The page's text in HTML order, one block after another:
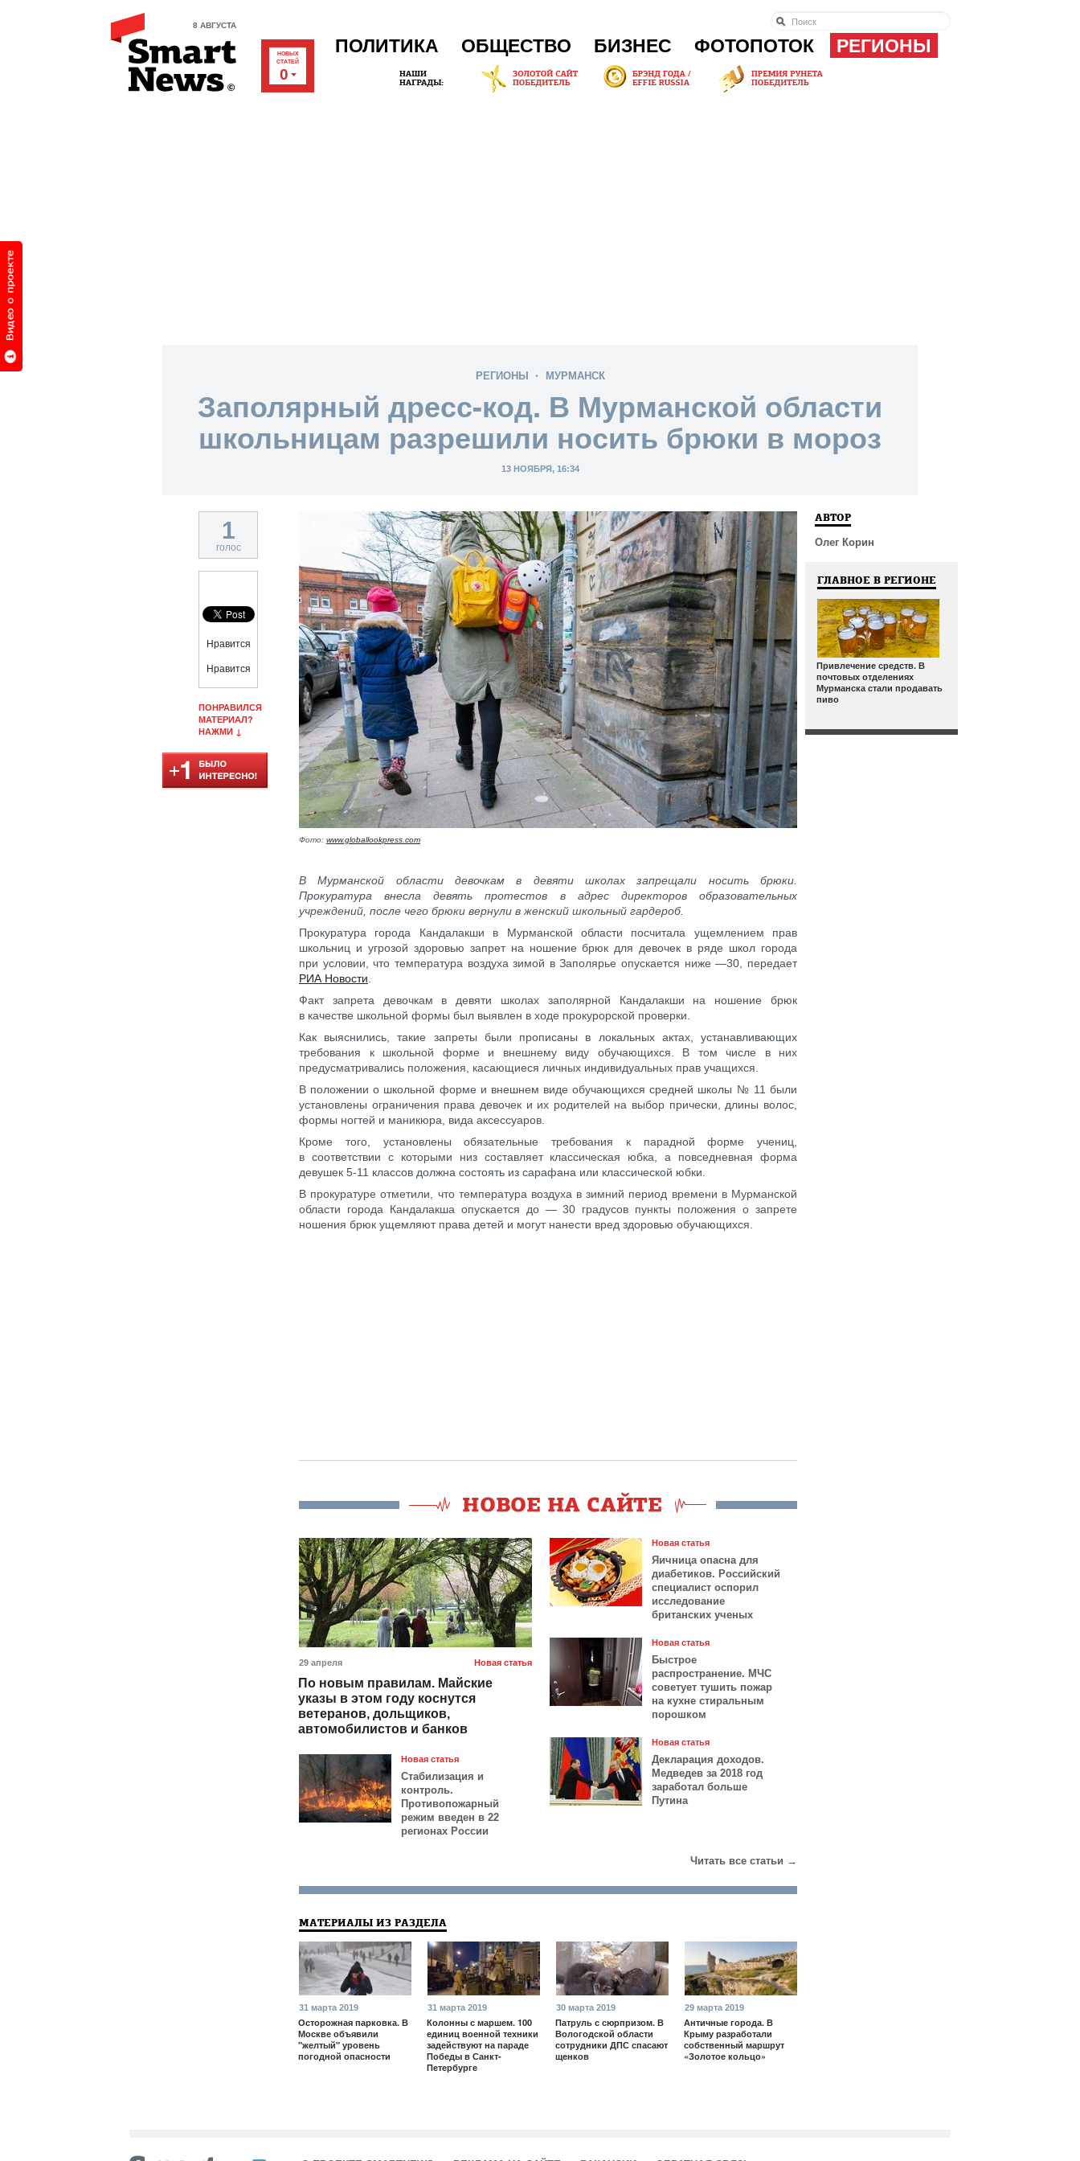
8 АВГУСТА
НОВЫХ
СТАТЕЙ
0
ПОЛИТИКА ОБЩЕСТВО БИЗНЕС ФОТОПОТОК РЕГИОНЫ
РЕГИОНЫ МУРМАНСК
Заполярный дресс-код. В Мурманской области
школьницам разрешили носить брюки в мороз
13 НОЯБРЯ, 16:34
1
голос
Нравится
Нравится
ПОНРАВИЛСЯ
МАТЕРИАЛ?
НАЖМИ ↓
Фото: www.globallookpress.com
В Мурманской области девочкам в девяти школах запрещали носить брюки.
Прокуратура внесла девять протестов в адрес директоров образовательных
учреждений, после чего брюки вернули в женский школьный гардероб.
Прокуратура города Кандалакши в Мурманской области посчитала ущемлением прав
школьниц и угрозой здоровью запрет на ношение брюк для девочек в ряде школ города
при условии, что температура воздуха зимой в Заполярье опускается ниже —30, передает
РИА Новости.
Факт запрета девочкам в девяти школах заполярной Кандалакши на ношение брюк
в качестве школьной формы был выявлен в ходе прокурорской проверки.
Как выяснились, такие запреты были прописаны в локальных актах, устанавливающих
требования к школьной форме и внешнему виду обучающихся. В том числе в них
предусматривались положения, касающиеся личных индивидуальных прав учащихся.
В положении о школьной форме и внешнем виде обучающихся средней школы № 11 были
установлены ограничения права девочек и их родителей на выбор прически, длины волос,
формы ногтей и маникюра, вида аксессуаров.
Кроме того, установлены обязательные требования к парадной форме учениц,
в соответствии с которыми низ составляет классическая юбка, а повседневная форма
девушек 5-11 классов должна состоять из сарафана или классической юбки.
В прокуратуре отметили, что температура воздуха в зимний период времени в Мурманской
области города Кандалакша опускается до — 30 градусов пункты положения о запрете
ношения брюк ущемляют права детей и могут нанести вред здоровью обучающихся.
АВТОР
Олег Корин
Новая статья
29 апреля
По новым правилам. Майские
указы в этом году коснутся
ветеранов, дольщиков,
автомобилистов и банков
Новая статья
Стабилизация и
контроль.
Противопожарный
режим введен в 22
регионах России
Новая статья
Яичница опасна для
диабетиков. Российский
специалист оспорил
исследование
британских ученых
Новая статья
Быстрое
распространение. МЧС
советует тушить пожар
на кухне стиральным
порошком
Новая статья
Декларация доходов.
Медведев за 2018 год
заработал больше
Путина
Читать все статьи →
МАТЕРИАЛЫ ИЗ РАЗДЕЛА
31 марта 2019
Осторожная парковка. В
Москве объявили
"желтый" уровень
погодной опасности
31 марта 2019
Колонны с маршем. 100
единиц военной техники
задействуют на параде
Победы в Санкт-
Петербурге
30 марта 2019
Патруль с сюрпризом. В
Вологодской области
сотрудники ДПС спасают
щенков
29 марта 2019
Античные города. В
Крыму разработали
собственный маршрут
«Золотое кольцо»
ГЛАВНОЕ В РЕГИОНЕ
Привлечение средств. В
почтовых отделениях
Мурманска стали продавать
пиво